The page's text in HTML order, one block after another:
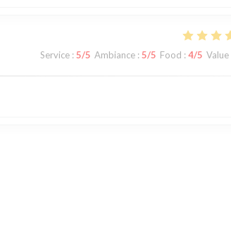
Service : 5/5 Ambiance : 5/5 Food : 4/5 Value